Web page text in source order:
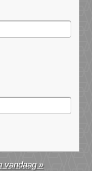
vandaag »